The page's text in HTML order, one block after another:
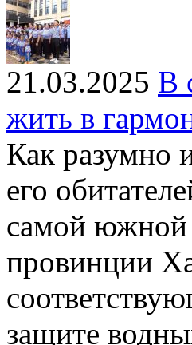
21.03.2025 В
жить в
Как разумно
его
самой южной
провинции
защите